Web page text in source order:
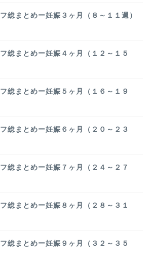
総まとめー妊娠３ヶ月（８～１１週）
総まとめー妊娠４ヶ月（１２～１５
総まとめー妊娠５ヶ月（１６～１９
総まとめー妊娠６ヶ月（２０～２３
総まとめー妊娠７ヶ月（２４～２７
総まとめー妊娠８ヶ月（２８～３１
総まとめー妊娠９ヶ月（３２～３５